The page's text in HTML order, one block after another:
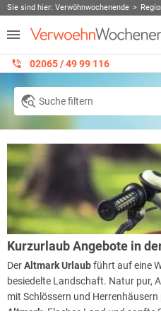
Sie sind hier: Verwöhnwochenende
02065 / 49 ‌99 116
Suche filtern
Kurzurlaub Angebote in
DerAltmark Urlaubführt auf eine
besiedelte Landschaft. Natur pur,
mit Schlössern und Herrenhäusern
Altmark . Flaches Land und sanfte